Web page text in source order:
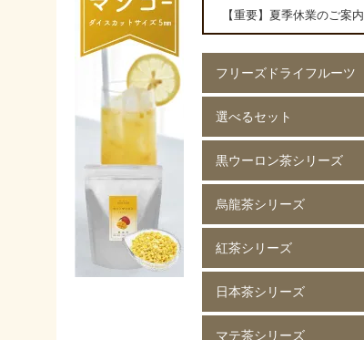
【重要】夏季休業のご案内
フリーズドライフルーツ
イチゴ(5mm)60g
イチゴ(5mm)200g
イチゴ(8mm)200g
フレーズホール50g
フレーズホール150g
イチゴスライス
バナナ60g
バナナ200g
マンゴー60g
マンゴー200g
ラズベリー60g
ラズベリー200g
黄桃60g
黄桃200g
コーン200g
選べるセット
選べる 2種類
黒ウーロン茶シリーズ
黒ウーロン茶 80g
黒ウーロン茶 250g
黒ウーロン茶 1kg
ジャスミンが香る
黒ウーロン茶 80g
ジャスミンが香る
黒ウーロン茶 250g
ジャスミンが香る
黒ウーロン茶 1kg
ピーチ黒ウーロン茶 80g
ピーチ黒ウーロン茶 250g
バニラ黒ウーロン茶 80g
アセロラ黒ウーロン茶 80g
烏龍茶シリーズ
烏龍茶 80g
烏龍茶 250g
烏龍茶 1kg
ピーチ烏龍茶 80g
カシス烏龍茶 80g
アップル烏龍茶 80g
マスカット烏龍茶 80g
紅茶シリーズ
ストレート紅茶 無糖 80g
ストレート紅茶 無糖 250g
ストレート紅茶 無糖 1kg
アールグレイ紅茶 80g
アールグレイ紅茶 250g
レモンティー 80g
レモンティー 250g
キャラメルティー 80g
キャラメルティー 250g
アップルティー 80g
アップルティー 250g
トロピカルティー 250g
ストロベリーティー 250g
日本茶シリーズ
マテ茶シリーズ